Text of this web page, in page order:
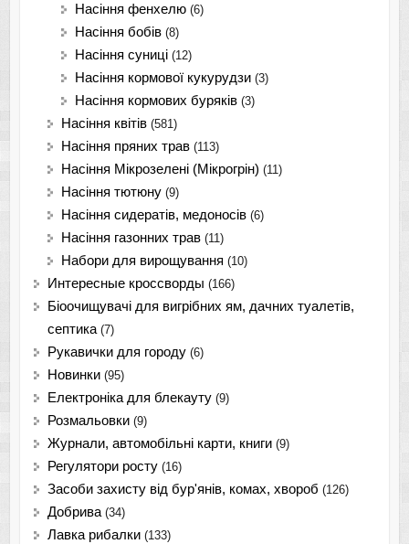
Насіння фенхелю (6)
Насіння бобів (8)
Насіння суниці (12)
Насіння кормової кукурудзи (3)
Насіння кормових буряків (3)
Насіння квітів (581)
Насіння пряних трав (113)
Насіння Мікрозелені (Мікрогрін) (11)
Насіння тютюну (9)
Насіння сидератів, медоносів (6)
Насіння газонних трав (11)
Набори для вирощування (10)
Интересные кроссворды (166)
Біоочищувачі для вигрібних ям, дачних туалетів,
септика (7)
Рукавички для городу (6)
Новинки (95)
Електроніка для блекауту (9)
Розмальовки (9)
Журнали, автомобільні карти, книги (9)
Регулятори росту (16)
Засоби захисту від бур'янів, комах, хвороб (126)
Добрива (34)
Лавка рибалки (133)